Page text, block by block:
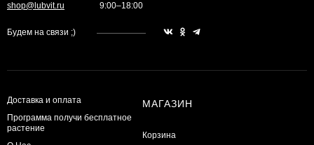
shop@lubvit.ru 9:00–18:00
Будем на связи ;)
Доставка и оплата
Программа получи бесплатное
растение
МАГАЗИН
Корзина